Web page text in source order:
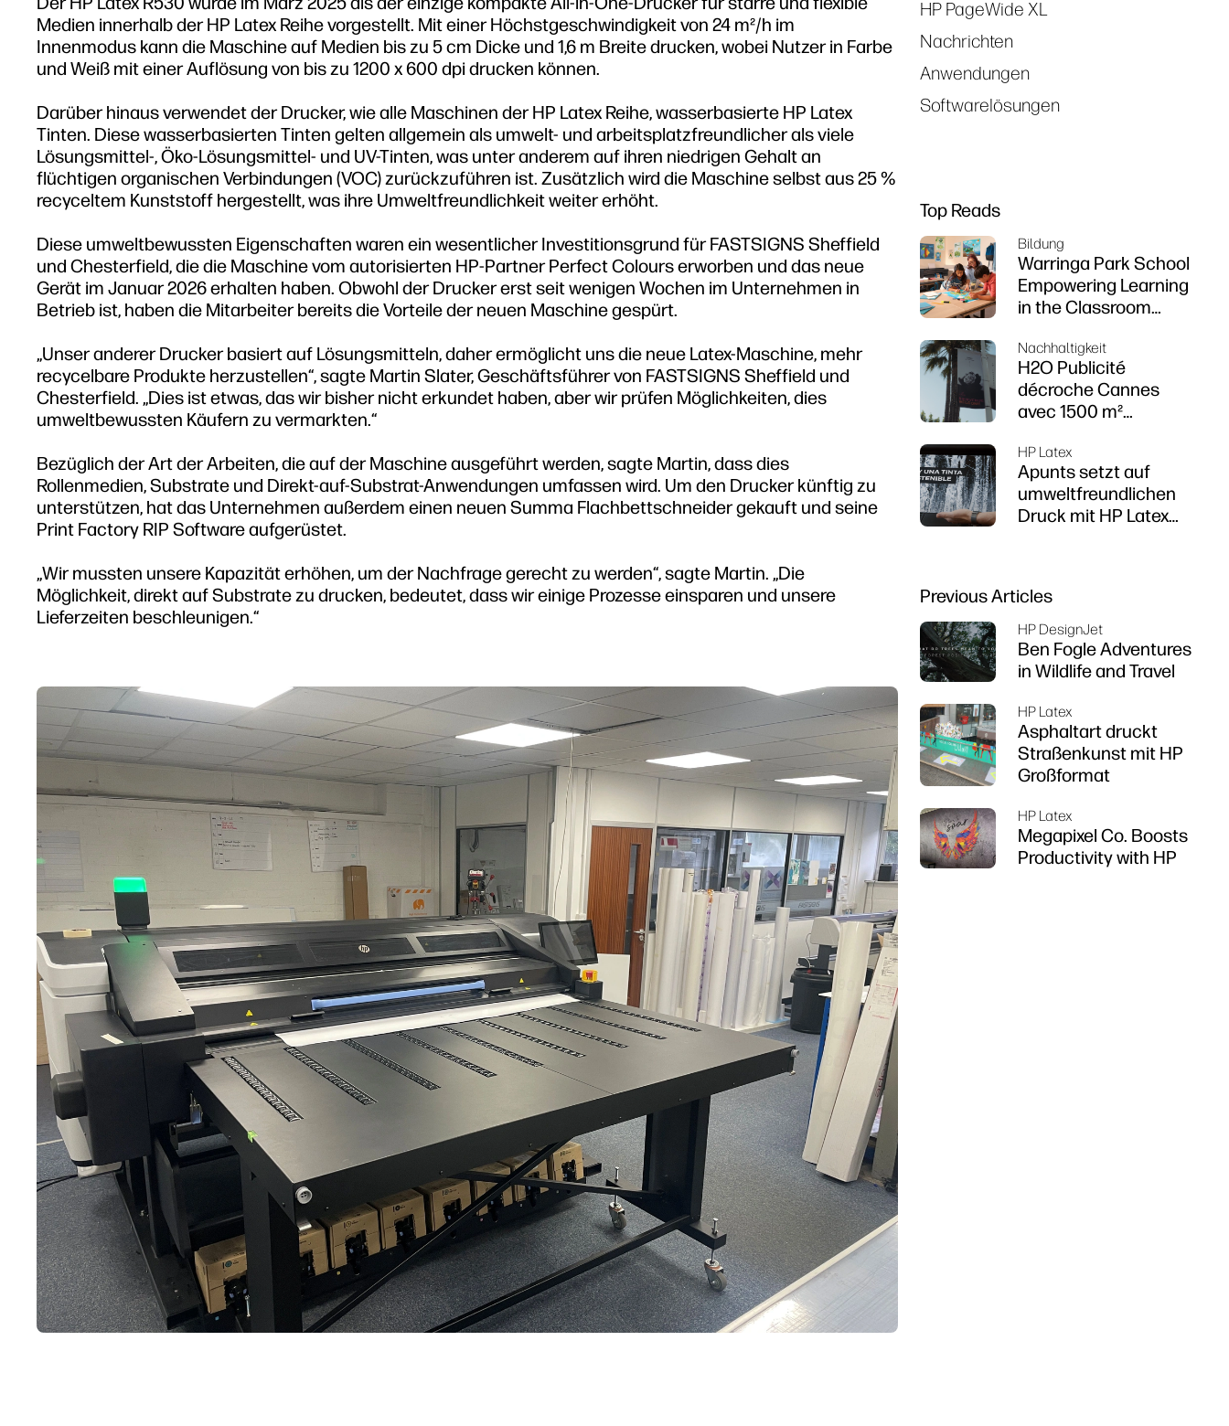
Medien innerhalb der HP Latex Reihe vorgestellt. Mit einer Höchstgeschwindigkeit von 24 m²/h im
Innenmodus kann die Maschine auf Medien bis zu 5 cm Dicke und 1,6 m Breite drucken, wobei Nutzer in Farbe
und Weiß mit einer Auflösung von bis zu 1200 x 600 dpi drucken können.
Darüber hinaus verwendet der Drucker, wie alle Maschinen der HP Latex Reihe, wasserbasierte HP Latex
Tinten. Diese wasserbasierten Tinten gelten allgemein als umwelt- und arbeitsplatzfreundlicher als viele
Lösungsmittel-, Öko-Lösungsmittel- und UV-Tinten, was unter anderem auf ihren niedrigen Gehalt an
flüchtigen organischen Verbindungen (VOC) zurückzuführen ist. Zusätzlich wird die Maschine selbst aus 25 %
recyceltem Kunststoff hergestellt, was ihre Umweltfreundlichkeit weiter erhöht.
Diese umweltbewussten Eigenschaften waren ein wesentlicher Investitionsgrund für FASTSIGNS Sheffield
und Chesterfield, die die Maschine vom autorisierten HP-Partner Perfect Colours erworben und das neue
Gerät im Januar 2026 erhalten haben. Obwohl der Drucker erst seit wenigen Wochen im Unternehmen in
Betrieb ist, haben die Mitarbeiter bereits die Vorteile der neuen Maschine gespürt.
„Unser anderer Drucker basiert auf Lösungsmitteln, daher ermöglicht uns die neue Latex-Maschine, mehr
recycelbare Produkte herzustellen“, sagte Martin Slater, Geschäftsführer von FASTSIGNS Sheffield und
Chesterfield. „Dies ist etwas, das wir bisher nicht erkundet haben, aber wir prüfen Möglichkeiten, dies
umweltbewussten Käufern zu vermarkten.“
Bezüglich der Art der Arbeiten, die auf der Maschine ausgeführt werden, sagte Martin, dass dies
Rollenmedien, Substrate und Direkt-auf-Substrat-Anwendungen umfassen wird. Um den Drucker künftig zu
unterstützen, hat das Unternehmen außerdem einen neuen Summa Flachbettschneider gekauft und seine
Print Factory RIP Software aufgerüstet.
„Wir mussten unsere Kapazität erhöhen, um der Nachfrage gerecht zu werden“, sagte Martin. „Die
Möglichkeit, direkt auf Substrate zu drucken, bedeutet, dass wir einige Prozesse einsparen und unsere
Lieferzeiten beschleunigen.“
HP PageWide XL
Nachrichten
Anwendungen
Softwarelösungen
Top Reads
Bildung
Warringa Park School
Empowering Learning
in the Classroom
Z6 series printer
Nachhaltigkeit
H2O Publicité
décroche Cannes
avec 1500 m²
durables
HP Latex
Apunts setzt auf
umweltfreundlichen
Druck mit HP Latex
Previous Articles
HP DesignJet
Ben Fogle Adventures
in Wildlife and Travel
HP Latex
Asphaltart druckt
Straßenkunst mit HP
Großformat
HP Latex
Megapixel Co. Boosts
Productivity with HP